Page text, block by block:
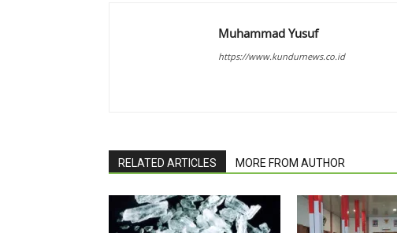
Muhammad Yusuf
https://www.kundurnews.co.id
RELATED ARTICLES MORE FROM AUTHOR